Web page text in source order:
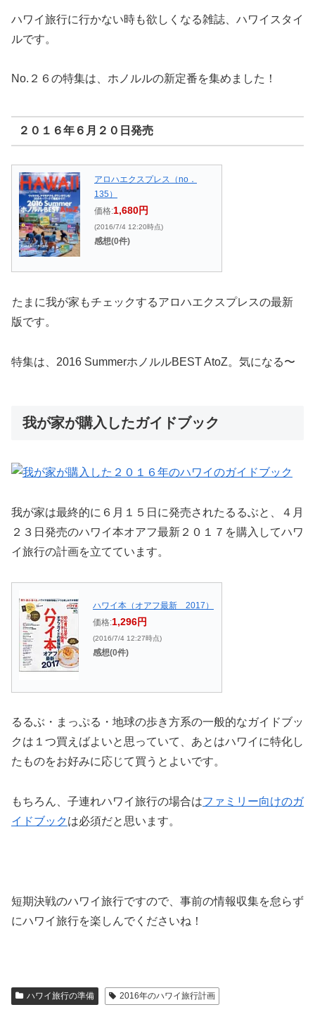
ハワイ旅行に行かない時も欲しくなる雑誌、ハワイスタイ
ルです。
No.２６の特集は、ホノルルの新定番を集めました！
２０１６年６月２０日発売
アロハエクスプレス（no．
135）
価格:1,680円
(2016/7/4 12:20時点)
感想(0件)
たまに我が家もチェックするアロハエクスプレスの最新
版です。
特集は、2016 SummerホノルルBEST AtoZ。気になる〜
我が家が購入したガイドブック
我が家は最終的に６月１５日に発売されたるるぶと、４月
２３日発売のハワイ本オアフ最新２０１７を購入してハワ
イ旅行の計画を立てています。
ハワイ本（オアフ最新 2017）
価格:1,296円
(2016/7/4 12:27時点)
感想(0件)
るるぶ・まっぷる・地球の歩き方系の一般的なガイドブッ
クは１つ買えばよいと思っていて、あとはハワイに特化し
たものをお好みに応じて買うとよいです。
もちろん、子連れハワイ旅行の場合はファミリー向けのガ
イドブックは必須だと思います。
短期決戦のハワイ旅行ですので、事前の情報収集を怠らず
にハワイ旅行を楽しんでくださいね！
ハワイ旅行の準備 2016年のハワイ旅行計画